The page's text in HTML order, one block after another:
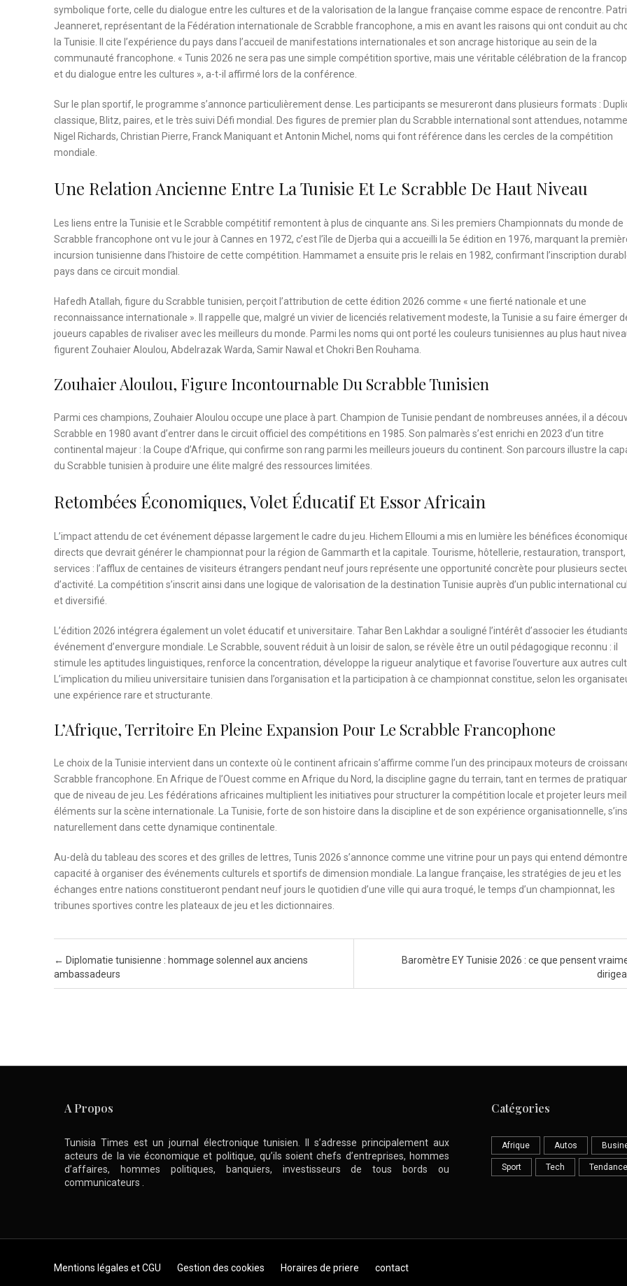
symbolique forte, celle du dialogue entre les cultures et de la valorisation de la langue française comme espace de rencontre.
Jeanneret, représentant de la Fédération internationale de Scrabble francophone, a mis en avant les raisons qui ont conduit au
la Tunisie. Il cite l’expérience du pays dans l’accueil de manifestations internationales et son ancrage historique au sein de la
communauté francophone. « Tunis 2026 ne sera pas une simple compétition sportive, mais une véritable célébration de la
et du dialogue entre les cultures », a-t-il affirmé lors de la conférence.
Sur le plan sportif, le programme s’annonce particulièrement dense. Les participants se mesureront dans plusieurs formats :
classique, Blitz, paires, et le très suivi Défi mondial. Des figures de premier plan du Scrabble international sont attendues,
Nigel Richards, Christian Pierre, Franck Maniquant et Antonin Michel, noms qui font référence dans les cercles de la compétition
mondiale.
Une Relation Ancienne Entre La Tunisie Et Le Scrabble De Haut Niveau
Les liens entre la Tunisie et le Scrabble compétitif remontent à plus de cinquante ans. Si les premiers Championnats du monde de
Scrabble francophone ont vu le jour à Cannes en 1972, c’est l’île de Djerba qui a accueilli la 5e édition en 1976, marquant la
incursion tunisienne dans l’histoire de cette compétition. Hammamet a ensuite pris le relais en 1982, confirmant l’inscription
pays dans ce circuit mondial.
Hafedh Atallah, figure du Scrabble tunisien, perçoit l’attribution de cette édition 2026 comme « une fierté nationale et une
reconnaissance internationale ». Il rappelle que, malgré un vivier de licenciés relativement modeste, la Tunisie a su faire émerger
joueurs capables de rivaliser avec les meilleurs du monde. Parmi les noms qui ont porté les couleurs tunisiennes au plus haut
figurent Zouhaier Aloulou, Abdelrazak Warda, Samir Nawal et Chokri Ben Rouhama.
Zouhaier Aloulou, Figure Incontournable Du Scrabble Tunisien
Parmi ces champions, Zouhaier Aloulou occupe une place à part. Champion de Tunisie pendant de nombreuses années, il a
Scrabble en 1980 avant d’entrer dans le circuit officiel des compétitions en 1985. Son palmarès s’est enrichi en 2023 d’un titre
continental majeur : la Coupe d’Afrique, qui confirme son rang parmi les meilleurs joueurs du continent. Son parcours illustre la
du Scrabble tunisien à produire une élite malgré des ressources limitées.
Retombées Économiques, Volet Éducatif Et Essor Africain
L’impact attendu de cet événement dépasse largement le cadre du jeu. Hichem Elloumi a mis en lumière les bénéfices
directs que devrait générer le championnat pour la région de Gammarth et la capitale. Tourisme, hôtellerie, restauration, transport,
services : l’afflux de centaines de visiteurs étrangers pendant neuf jours représente une opportunité concrète pour plusieurs
d’activité. La compétition s’inscrit ainsi dans une logique de valorisation de la destination Tunisie auprès d’un public international
et diversifié.
L’édition 2026 intégrera également un volet éducatif et universitaire. Tahar Ben Lakhdar a souligné l’intérêt d’associer les
événement d’envergure mondiale. Le Scrabble, souvent réduit à un loisir de salon, se révèle être un outil pédagogique reconnu : il
stimule les aptitudes linguistiques, renforce la concentration, développe la rigueur analytique et favorise l’ouverture aux autres
L’implication du milieu universitaire tunisien dans l’organisation et la participation à ce championnat constitue, selon les
une expérience rare et structurante.
L’Afrique, Territoire En Pleine Expansion Pour Le Scrabble Francophone
Le choix de la Tunisie intervient dans un contexte où le continent africain s’affirme comme l’un des principaux moteurs de
Scrabble francophone. En Afrique de l’Ouest comme en Afrique du Nord, la discipline gagne du terrain, tant en termes de
que de niveau de jeu. Les fédérations africaines multiplient les initiatives pour structurer la compétition locale et projeter leurs
éléments sur la scène internationale. La Tunisie, forte de son histoire dans la discipline et de son expérience organisationnelle,
naturellement dans cette dynamique continentale.
Au-delà du tableau des scores et des grilles de lettres, Tunis 2026 s’annonce comme une vitrine pour un pays qui entend
capacité à organiser des événements culturels et sportifs de dimension mondiale. La langue française, les stratégies de jeu et les
échanges entre nations constitueront pendant neuf jours le quotidien d’une ville qui aura troqué, le temps d’un championnat, les
tribunes sportives contre les plateaux de jeu et les dictionnaires.
Post navigation
← Diplomatie tunisienne : hommage solennel aux anciens
ambassadeurs
Baromètre EY Tunisie 2026 : ce que pensent
A Propos
Tunisia Times est un journal électronique tunisien. Il s’adresse principalement aux
acteurs de la vie économique et politique, qu’ils soient chefs d’entreprises, hommes
d’affaires, hommes politiques, banquiers, investisseurs de tous bords ou
communicateurs .
Catégories
Afrique Autos
Sport Tech Tendance
Skip to content
Mentions légales et CGU Gestion des cookies Horaires de priere contact